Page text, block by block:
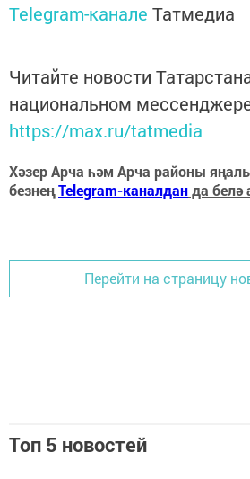
Telegram-канале Татмедиа
Читайте новости
национальном
https://max.ru/tatmedia
Хәзер Арча һәм Арча районы
безнеңTelegram-каналданда белә
Перейти на страницу
Топ 5 новостей